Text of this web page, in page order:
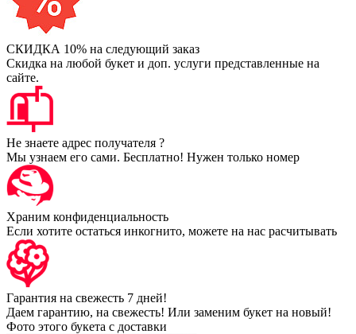
СКИДКА 10% на следующий заказ
Скидка на любой букет и доп. услуги представленные на
сайте.
Не знаете адрес получателя ?
Мы узнаем его сами. Бесплатно! Нужен только номер
Храним конфиденциальность
Если хотите остаться инкогнито, можете на нас расчитывать
Гарантия на свежесть 7 дней!
Даем гарантию, на свежесть! Или заменим букет на новый!
Фото этого букета с доставки